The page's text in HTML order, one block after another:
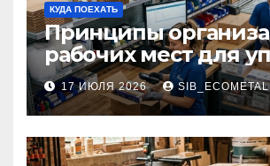
КУДА ПОЕХАТЬ
Принципы
рабочих мест для
и комплектации
17 ИЮЛЯ 2026 SIB_ECOMETAL